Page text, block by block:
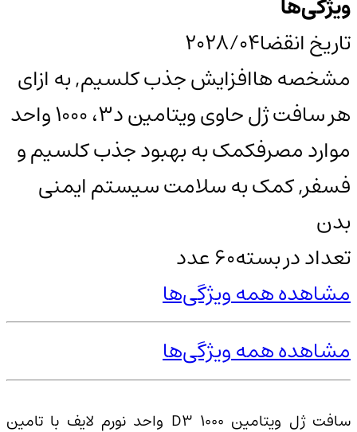
ویژگی‌ها
تاریخ انقضا2028/04
مشخصه هاافزایش جذب کلسیم, به ازای
هر سافت ژل حاوی ویتامین د3، 1000 واحد
موارد مصرفکمک به بهبود جذب کلسیم و
فسفر, کمک به سلامت سیستم ایمنی
بدن
تعداد در بسته60 عدد
مشاهده همه ویژگی‌ها
مشاهده همه ویژگی‌ها
سافت ژل ویتامین D3 1000 واحد نورم لایف با تامین